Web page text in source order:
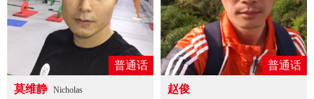
普通话
莫维静 Nicholas
普通话
赵俊